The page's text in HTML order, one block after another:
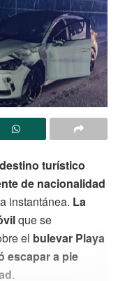
turístico
de nacionalidad
instantánea. La
que se
el bulevar Playa
escapar a pie
.